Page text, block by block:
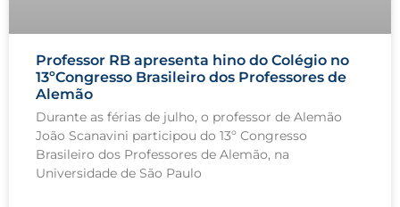
Professor RB apresenta hino do Colégio no
13ºCongresso Brasileiro dos Professores de
Alemão
Durante as férias de julho, o professor de Alemão
João Scanavini participou do 13º Congresso
Brasileiro dos Professores de Alemão, na
Universidade de São Paulo